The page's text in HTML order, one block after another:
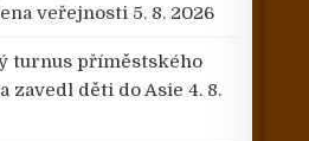
veřejnosti 5. 8. 2026
turnus příměstského
zavedl děti do Asie 4. 8.